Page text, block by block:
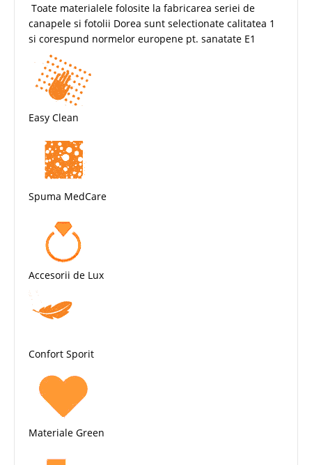
Toate materialele folosite la fabricarea seriei de
canapele si fotolii Dorea sunt selectionate calitatea 1
si corespund normelor europene pt. sanatate E1
Easy Clean
Spuma MedCare
Accesorii de Lux
Confort Sporit
Materiale Green